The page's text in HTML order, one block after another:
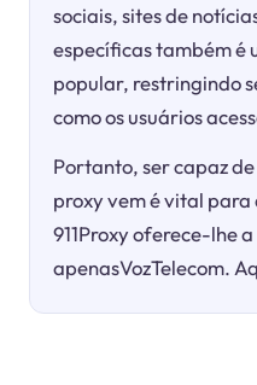
sociais, sites de
específicas também
popular, restringindo
como os usuários
Portanto, ser capaz de
proxy vem é vital para
911Proxy oferece-lhe
apenasVozTelecom.